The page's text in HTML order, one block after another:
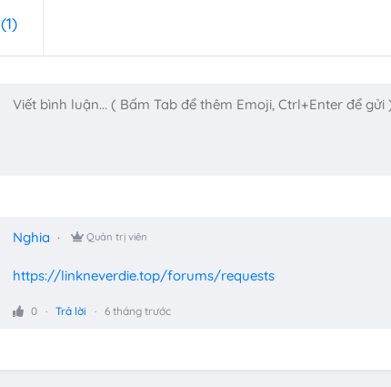
(1)
Nghia Quản trị viên
https://linkneverdie.top/forums/requests
0 Trả lời 6 tháng trước